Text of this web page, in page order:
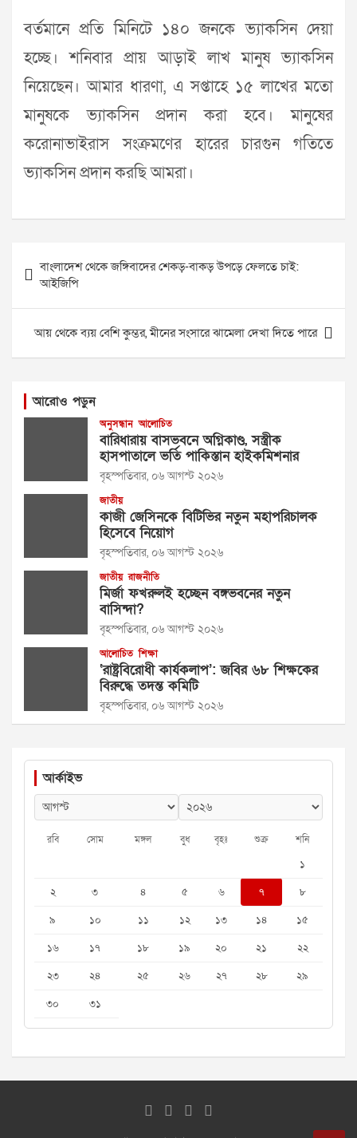
বর্তমানে প্রতি মিনিটে ১৪০ জনকে ভ্যাকসিন দেয়া
হচ্ছে। শনিবার প্রায় আড়াই লাখ মানুষ ভ্যাকসিন
নিয়েছেন। আমার ধারণা, এ সপ্তাহে ১৫ লাখের মতো
মানুষকে ভ্যাকসিন প্রদান করা হবে। মানুষের
করোনাভাইরাস সংক্রমণের হারের চারগুন গতিতে
ভ্যাকসিন প্রদান করছি আমরা।
navigation
বাংলাদেশ থেকে জঙ্গিবাদের শেকড়-বাকড় উপড়ে ফেলতে চাই:
আইজিপি
আয় থেকে ব্যয় বেশি কুম্ভর, মীনের সংসারে ঝামেলা দেখা দিতে পারে
আরোও পড়ুন
অনুসন্ধান আলোচিত
বারিধারায় বাসভবনে অগ্নিকাণ্ড, সস্ত্রীক
হাসপাতালে ভর্তি পাকিস্তান হাইকমিশনার
বৃহস্পতিবার, ০৬ আগস্ট ২০২৬
জাতীয়
কাজী জেসিনকে বিটিভির নতুন মহাপরিচালক
হিসেবে নিয়োগ
বৃহস্পতিবার, ০৬ আগস্ট ২০২৬
জাতীয় রাজনীতি
মির্জা ফখরুলই হচ্ছেন বঙ্গভবনের নতুন
বাসিন্দা?
বৃহস্পতিবার, ০৬ আগস্ট ২০২৬
আলোচিত শিক্ষা
‘রাষ্ট্রবিরোধী কার্যকলাপ’: জবির ৬৮ শিক্ষকের
বিরুদ্ধে তদন্ত কমিটি
বৃহস্পতিবার, ০৬ আগস্ট ২০২৬
আর্কাইভ
রবি সোম মঙ্গল বুধ বৃহঃ শুক্র শনি
১
২
৩ ৪ ৫ ৬ ৭
৮
৯
১০ ১১ ১২ ১৩ ১৪
১৫
১৬
১৭ ১৮ ১৯ ২০ ২১
২২
২৩
২৪ ২৫ ২৬ ২৭ ২৮
২৯
৩০
৩১